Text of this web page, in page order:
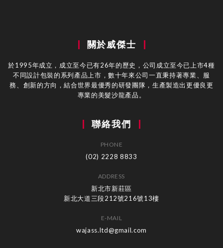
關於威傑士
於1995年成立，成立至今已有26年的歷史，公司成立至今已上市4種
不同設計包裝的系列產品上市，數十年來公司一直秉持著專業、服
務、創新的方向，結合世界最優秀的研發團隊，生產製造出更優良更
專業的美髮沙龍產品。
聯絡我們
PHONE
(02) 2228 8833
ADDRESS
新北市新莊區
新北大道三段212號216號13樓
E-MAIL
wajass.ltd@gmail.com